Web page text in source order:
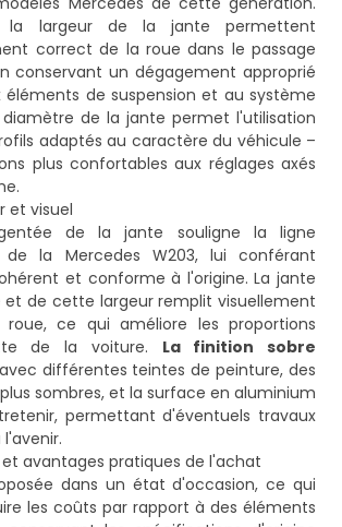
largeur de la jante permettent
correct de la roue dans le passage
conservant un dégagement approprié
de suspension et au système
de la jante permet l'utilisation
adaptés au caractère du véhicule –
plus confortables aux réglages axés
et visuel
de la jante souligne la ligne
de la Mercedes W203, lui conférant
et conforme à l'origine. La jante
de cette largeur remplit visuellement
ce qui améliore les proportions
de la voiture. La finition sobre
différentes teintes de peinture, des
sombres, et la surface en aluminium
permettant d'éventuels travaux
avantages pratiques de l'achat
dans un état d'occasion, ce qui
les coûts par rapport à des éléments